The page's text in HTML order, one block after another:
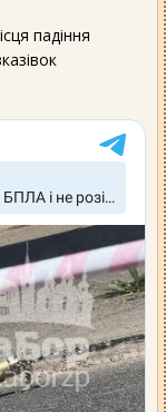
падіння